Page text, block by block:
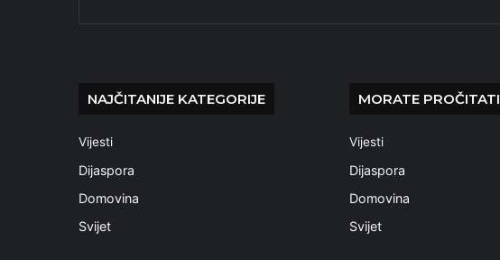
NAJČITANIJE KATEGORIJE
Vijesti
Dijaspora
Domovina
Svijet
MORATE PROČITATI
Vijesti
Dijaspora
Domovina
Svijet